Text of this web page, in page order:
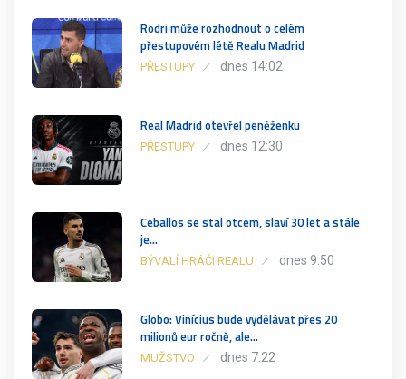
Rodri může rozhodnout o celém
přestupovém létě Realu Madrid
PŘESTUPY dnes 14:02
Real Madrid otevřel peněženku
PŘESTUPY dnes 12:30
Ceballos se stal otcem, slaví 30 let a stále
je…
BÝVALÍ HRÁČI REALU dnes 9:50
Globo: Vinícius bude vydělávat přes 20
milionů eur ročně, ale…
MUŽSTVO dnes 7:22